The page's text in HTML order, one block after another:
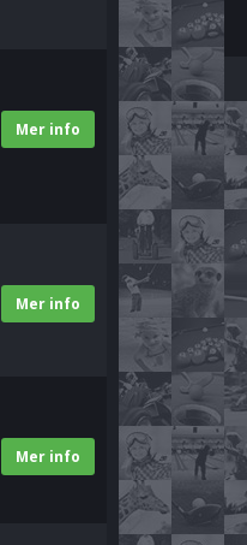
Mer info
Mer info
Mer info